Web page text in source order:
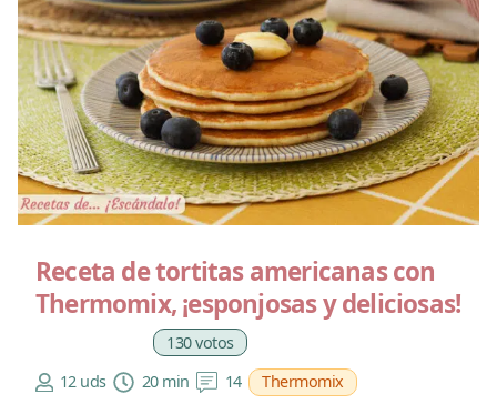
Receta de tortitas americanas con
Thermomix, ¡esponjosas y deliciosas!
130 votos
12 uds
20 min 14 Thermomix